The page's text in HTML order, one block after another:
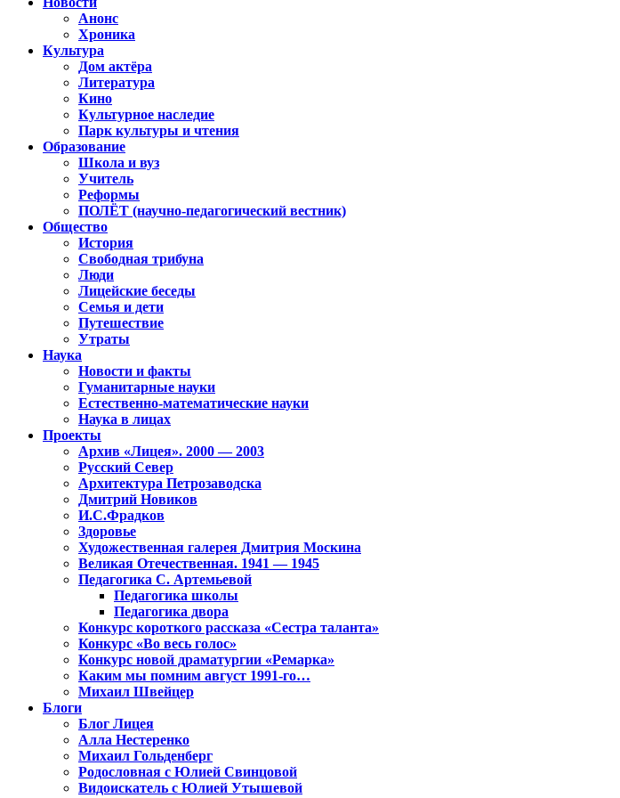
Анонс
Хроника
Культура
Дом актёра
Литература
Кино
Культурное наследие
Парк культуры и чтения
Образование
Школа и вуз
Учитель
Реформы
ПОЛЁТ (научно-педагогический вестник)
Общество
История
Свободная трибуна
Люди
Лицейские беседы
Семья и дети
Путешествие
Утраты
Наука
Новости и факты
Гуманитарные науки
Естественно-математические науки
Наука в лицах
Проекты
Архив «Лицея». 2000 — 2003
Русский Север
Архитектура Петрозаводска
Дмитрий Новиков
И.С.Фрадков
Здоровье
Художественная галерея Дмитрия Москина
Великая Отечественная. 1941 — 1945
Педагогика С. Артемьевой
Педагогика школы
Педагогика двора
Конкурс короткого рассказа «Сестра таланта»
Конкурс «Во весь голос»
Конкурс новой драматургии «Ремарка»
Каким мы помним август 1991-го…
Михаил Швейцер
Блоги
Блог Лицея
Алла Нестеренко
Михаил Гольденберг
Родословная с Юлией Свинцовой
Видоискатель с Юлией Утышевой